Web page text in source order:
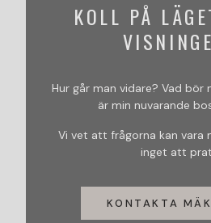
KOLL PÅ
Hur går man vidare? Vad bör
är min nuvarande
Vi vet att frågorna kan vara
inget att
KONTAKTA